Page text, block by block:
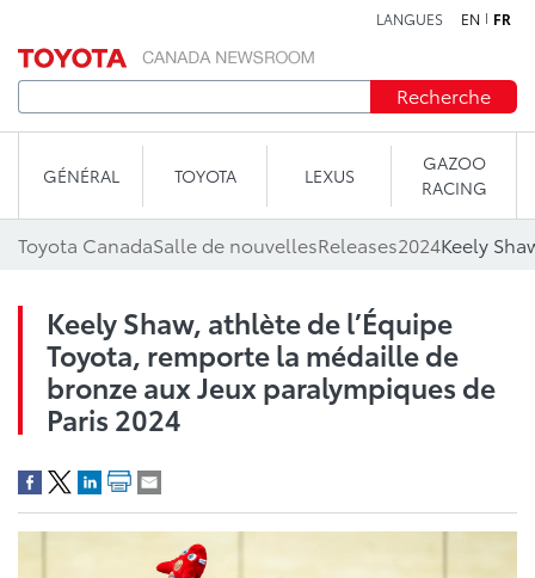
LANGUES EN FR
Recherche
GÉNÉRAL TOYOTA LEXUS
GAZOO
RACING
Toyota CanadaSalle de nouvellesReleases2024
Keely Shaw, athlète de l’Équipe
Toyota, remporte la médaille de
bronze aux Jeux paralympiques de
Paris 2024